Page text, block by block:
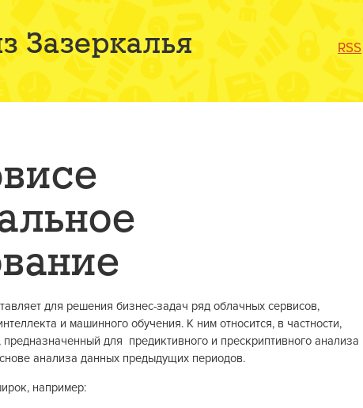
Зазеркалья RSS
для решения бизнес-задач ряд облачных сервисов,
и машинного обучения. К ним относится, в частности,
, предназначенный для предиктивного и прескриптивного анализа
анализа данных предыдущих периодов.
например: